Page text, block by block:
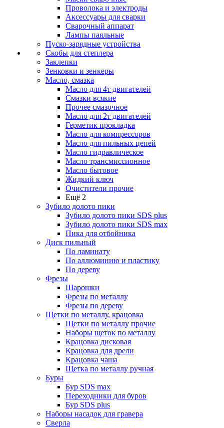
Проволока и электроды
Аксессуары для сварки
Сварочный аппарат
Лампы паяльные
Пуско-зарядные устройства
Скобы для степлера
Заклепки
Зенковки и зенкеры
Масло, смазка
Масло для 4т двигателей
Смазки всякие
Прочее смазочное
Масло для 2т двигателей
Герметик прокладка
Масло для компрессоров
Масло для пильных цепей
Масло гидравлическое
Масло трансмиссионное
Масло бытовое
Жидкий ключ
Очистители прочие
Ещё 2
Зубило долото пики
Зубило долото пики SDS plus
Зубило долото пики SDS max
Пика для отбойника
Диск пильный
По ламинату
По аллюминию и пластику
По дереву
Фрезы
Шарошки
Фрезы по металлу
Фрезы по дереву
Щетки по металлу, крацовка
Щетки по металлу прочие
Наборы щеток по металлу
Крацовка дисковая
Крацовка для дрели
Крацовка чаша
Щетка по металлу ручная
Буры
Бур SDS max
Переходники для буров
Бур SDS plus
Наборы насадок для гравера
Сверла